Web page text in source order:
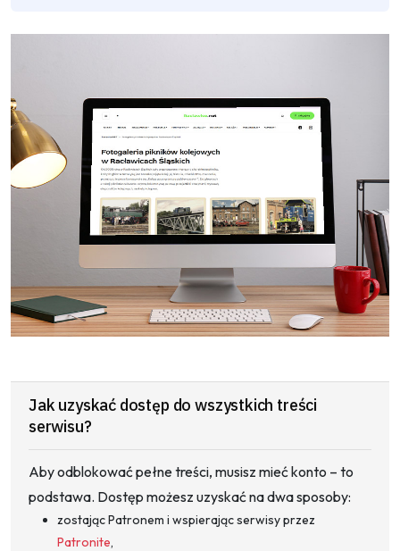
Jak uzyskać dostęp do wszystkich treści
serwisu?
Aby odblokować pełne treści, musisz mieć konto – to
podstawa. Dostęp możesz uzyskać na dwa sposoby:
zostając Patronem i wspierając serwisy przez
Patronite,